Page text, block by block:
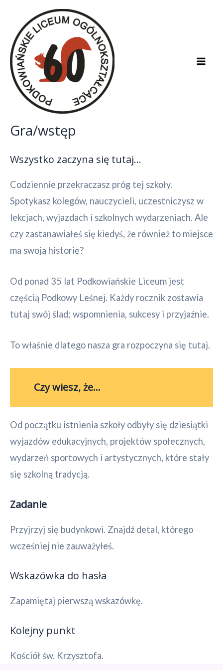
content
Gra/wstęp
Wszystko zaczyna się tutaj…
Codziennie przekraczasz próg tej szkoły.
Spotykasz kolegów, nauczycieli, uczestniczysz w
lekcjach, wyjazdach i szkolnych wydarzeniach. Ale
czy zastanawiałeś się kiedyś, że również to miejsce
ma swoją historię?
Od ponad 35 lat Podkowiańskie Liceum jest
częścią Podkowy Leśnej. Każdy rocznik zostawia
tutaj swój ślad; wspomnienia, sukcesy i przyjaźnie.
To właśnie dlatego nasza gra rozpoczyna się tutaj.
Czy wiesz, że…
Od początku istnienia szkoły odbyły się dziesiątki
wyjazdów edukacyjnych, projektów społecznych,
wydarzeń sportowych i artystycznych, które stały
się szkolną tradycją.
Zadanie
Przyjrzyj się budynkowi. Znajdź detal, którego
wcześniej nie zauważyłeś.
Wskazówka do hasła
Zapamiętaj pierwszą wskazówkę.
Kolejny punkt
Kościół św. Krzysztofa.